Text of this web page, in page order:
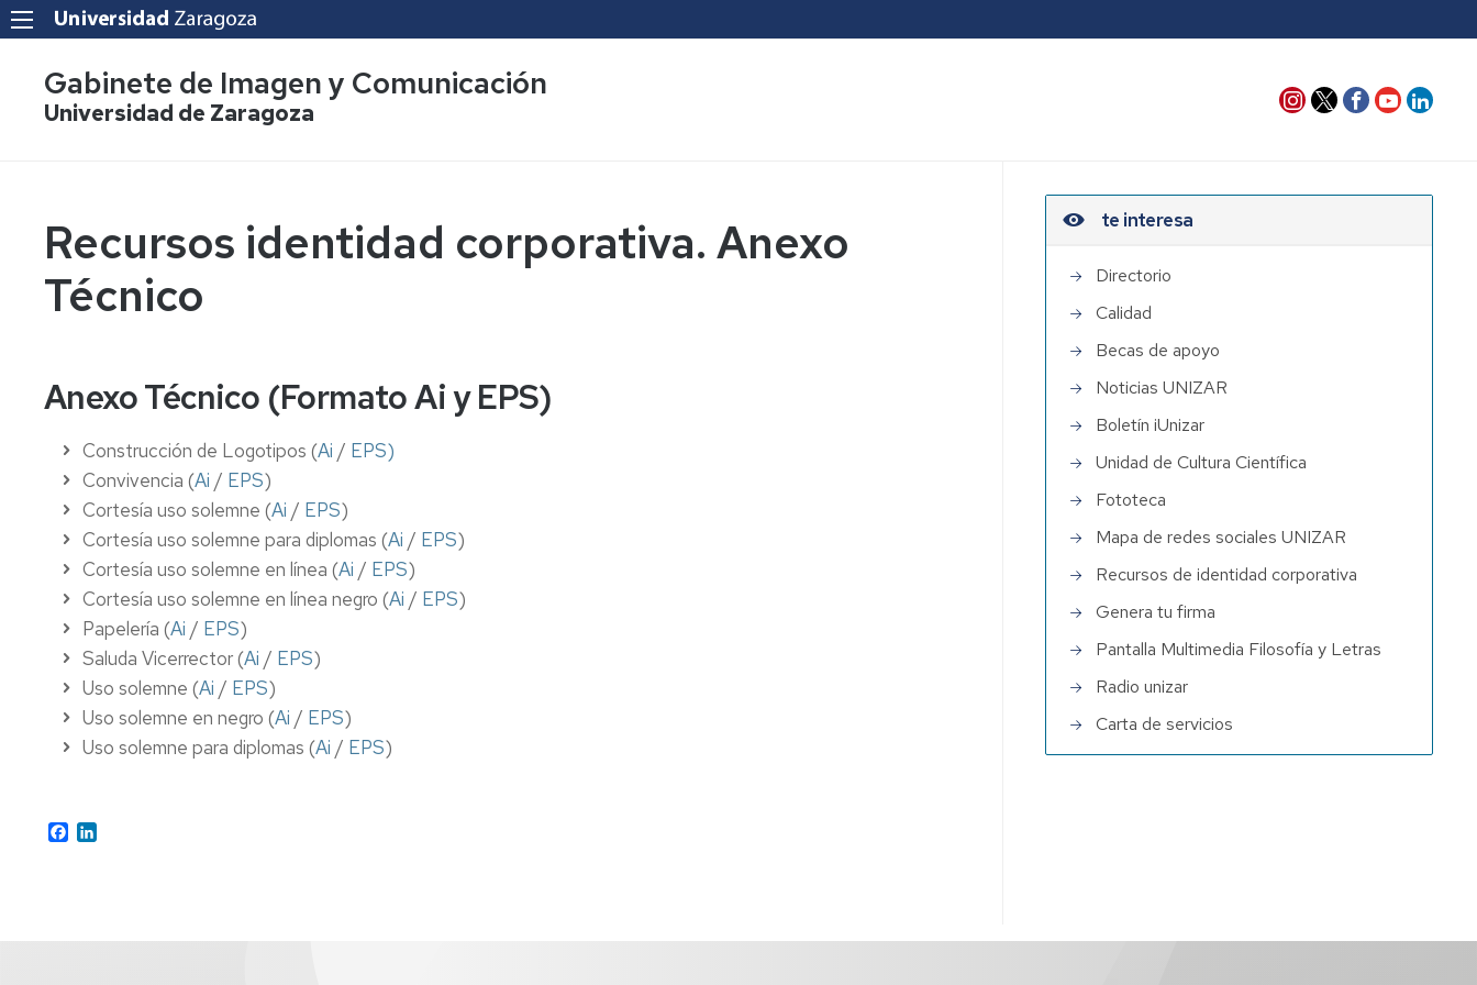
Gabinete de Imagen y Comunicación
Universidad de Zaragoza
Recursos identidad corporativa. Anexo
Técnico
Anexo Técnico (Formato Ai y EPS)
Construcción de Logotipos (Ai / EPS)
Convivencia (Ai / EPS)
Cortesía uso solemne (Ai / EPS)
Cortesía uso solemne para diplomas (Ai / EPS)
Cortesía uso solemne en línea (Ai / EPS)
Cortesía uso solemne en línea negro (Ai / EPS)
Papelería (Ai / EPS)
Saluda Vicerrector (Ai / EPS)
Uso solemne (Ai / EPS)
Uso solemne en negro (Ai / EPS)
Uso solemne para diplomas (Ai / EPS)
Facebook
te interesa
Directorio
Calidad
Becas de apoyo
Noticias UNIZAR
Boletín iUnizar
Unidad de Cultura Científica
Fototeca
Mapa de redes sociales UNIZAR
Recursos de identidad corporativa
Genera tu firma
Pantalla Multimedia Filosofía y Letras
Radio unizar
Carta de servicios